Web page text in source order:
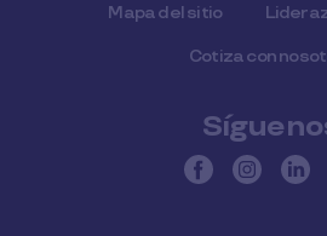
Mapa del sitio
Cotiza con